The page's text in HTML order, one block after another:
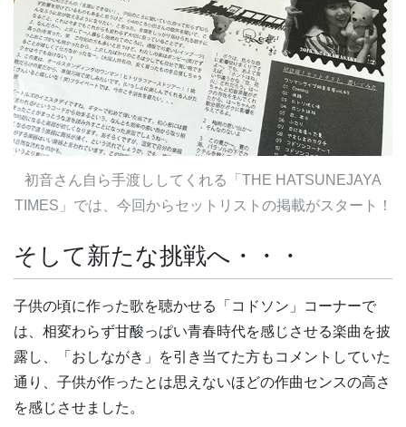
初音さん自ら手渡ししてくれる「THE HATSUNEJAYA
TIMES」では、今回からセットリストの掲載がスタート！
そして新たな挑戦へ・・・
子供の頃に作った歌を聴かせる「コドソン」コーナーで
は、相変わらず甘酸っぱい青春時代を感じさせる楽曲を披
露し、「おしながき」を引き当てた方もコメントしていた
通り、子供が作ったとは思えないほどの作曲センスの高さ
を感じさせました。